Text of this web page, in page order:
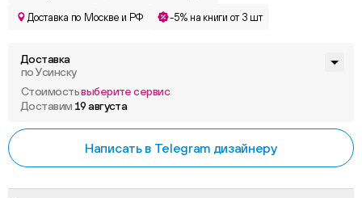
Доставка по Москве и РФ -5% на книги от 3 шт
Доставка
по Усинску
Стоимостьвыберите сервис
Доставим 19 августа
Написать в Telegram дизайнеру